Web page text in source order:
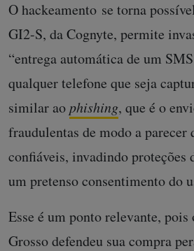
O hackeamento se torna
GI2-S, da Cognyte, permite
“entrega automática de um
qualquer telefone que seja
similar ao phishing, que é o
fraudulentas de modo a parecer
confiáveis, invadindo proteções
um pretenso consentimento do
Esse é um ponto relevante,
Grosso defendeu sua compra